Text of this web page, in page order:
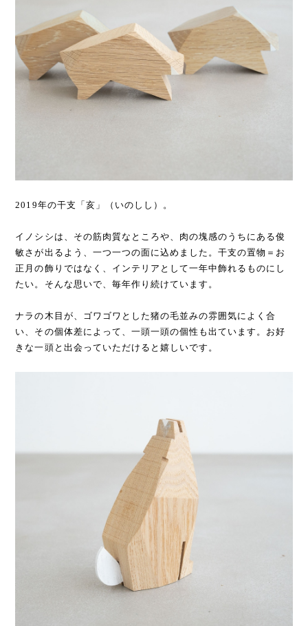
2019年の干支「亥」（いのしし）。
イノシシは、その筋肉質なところや、肉の塊感のうちにある俊
敏さが出るよう、一つ一つの面に込めました。干支の置物＝お
正月の飾りではなく、インテリアとして一年中飾れるものにし
たい。そんな思いで、毎年作り続けています。
ナラの木目が、ゴワゴワとした猪の毛並みの雰囲気によく合
い、その個体差によって、一頭一頭の個性も出ています。お好
きな一頭と出会っていただけると嬉しいです。